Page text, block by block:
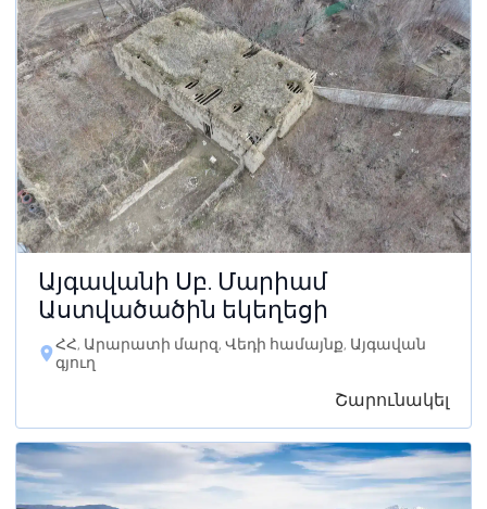
Այգավանի Սբ. Մարիամ
Աստվածածին եկեղեցի
ՀՀ, Արարատի մարզ, Վեդի համայնք, Այգավան
գյուղ
Շարունակել